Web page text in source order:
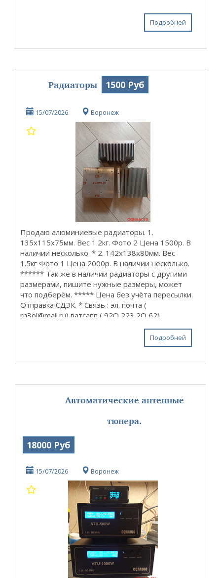
Подробней
Радиаторы 1500 Руб
15/07/2026 Воронеж
Продаю алюминиевые радиаторы. 1.
135х115х75мм. Вес 1.2кг. Фото 2 Цена 1500р. В
наличии несколько. * 2. 142х138х80мм. Вес
1.5кг Фото 1 Цена 2000р. В наличии несколько.
****** Так же в наличии радиаторы с другими
размерами, пишите нужные размеры, может
что подберём. ***** Цена без учёта пересылки.
Отправка СДЭК. * Связь : эл. почта (
rn3oi@mail.ru) ватсапп ( 92О 223 2О 62) ...
Подробней
Автоматические антенные
тюнера.
18000 Руб
15/07/2026 Воронеж